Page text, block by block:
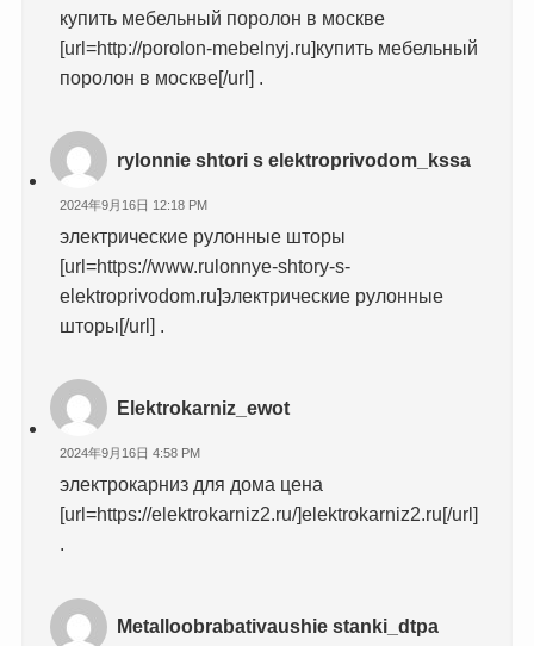
купить мебельный поролон в москве
[url=http://porolon-mebelnyj.ru]купить мебельный
поролон в москве[/url] .
rylonnie shtori s elektroprivodom_kssa
2024年9月16日 12:18 PM
электрические рулонные шторы
[url=https://www.rulonnye-shtory-s-
elektroprivodom.ru]электрические рулонные
шторы[/url] .
Elektrokarniz_ewot
2024年9月16日 4:58 PM
электрокарниз для дома цена
[url=https://elektrokarniz2.ru/]elektrokarniz2.ru[/url]
.
Metalloobrabativaushie stanki_dtpa